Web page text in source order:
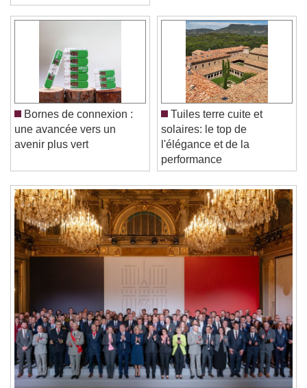
Play
Skip Backward
Skip Forward
Unmute
Current Time0:00
/
Duration-:-
Loaded:0%
Stream Type
Seek to live, currently behind liveLIVE
Remaining Time-0:00
1x
Playback Rate
Chapters
Chapters
descriptions off, selected
Subtitles
subtitles settings, opens subtitles
settings dialog
subtitles off, selected
Audio Track
Bornes de connexion :
une avancée vers un
avenir plus vert
Tuiles terre cuite et
solaires: le top de
l'élégance et de la
performance